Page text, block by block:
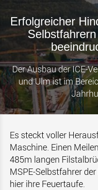
Erfolgreicher
Der Ausbau der ICE-
und Ulm ist im
Es steckt voller
Maschine. Einen
485m langen
MSPE-Selbstfahrer
hier ihre Feuertaufe.